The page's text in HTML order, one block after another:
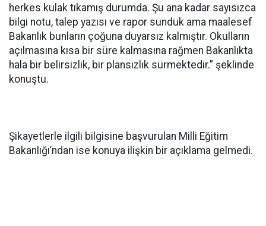
herkes kulak tıkamış durumda. Şu ana kadar sayısızca
bilgi notu, talep yazısı ve rapor sunduk ama maalesef
Bakanlık bunların çoğuna duyarsız kalmıştır. Okulların
açılmasına kısa bir süre kalmasına rağmen Bakanlıkta
hala bir belirsizlik, bir plansızlık sürmektedir.” şeklinde
konuştu.
Şikayetlerle ilgili bilgisine başvurulan Milli Eğitim
Bakanlığı’ndan ise konuya ilişkin bir açıklama gelmedi.